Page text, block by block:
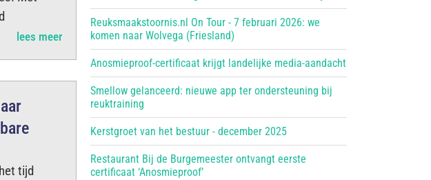
lees meer
tijd
Reuksmaakstoornis.nl On Tour - 7 februari 2026: we
komen naar Wolvega (Friesland)
Anosmieproof-certificaat krijgt landelijke media-aandacht
Smellow gelanceerd: nieuwe app ter ondersteuning bij
reuktraining
Kerstgroet van het bestuur - december 2025
Restaurant Bij de Burgemeester ontvangt eerste
certificaat ‘Anosmieproof’